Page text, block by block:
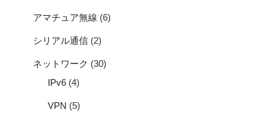
アマチュア無線 (6)
シリアル通信 (2)
ネットワーク (30)
IPv6 (4)
VPN (5)